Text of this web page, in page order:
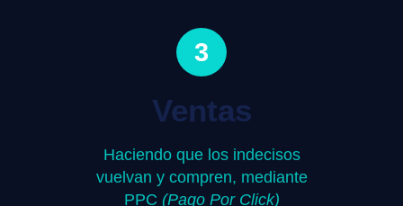
3
Ventas
Haciendo que los indecisos
vuelvan y compren, mediante
PPC (Pago Por Click)